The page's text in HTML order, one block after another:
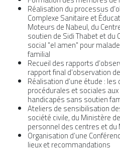
Réalisation du processus
Complexe Sanitaire et
Moteurs de Nabeul, du
soutien de Sidi Thabet et
social "el amen" pour
familial
Recueil des rapports
rapport final d’observation
Réalisation d’une étude :
procédurales et sociales
handicapés sans soutien
Ateliers de sensibilisation
société civile, du Ministère
personnel des centres et du
Organisation d’une
lieux et recommandations